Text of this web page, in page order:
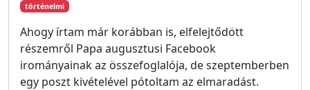
történelmi
Ahogy írtam már korábban is, elfelejtődött
részemről Papa augusztusi Facebook
irományainak az összefoglalója, de szeptemberben
egy poszt kivételével pótoltam az elmaradást.